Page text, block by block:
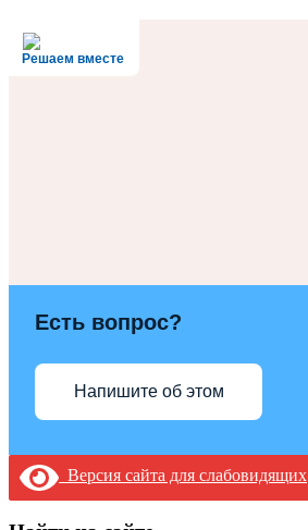
Решаем вместе
Есть вопрос?
Напишите об этом
Версия сайта для слабовидящих